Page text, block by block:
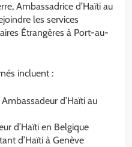
Ambassadrice d’Haïti au
les services
Étrangères à Port-au-
incluent :
d’Haïti au
d’Haïti en Belgique
d’Haïti à Genève